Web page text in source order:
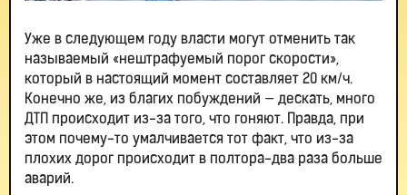
Уже в следующем году власти могут отменить так
называемый «нештрафуемый порог скорости»,
который в настоящий момент составляет 20 км/ч.
Конечно же, из благих побуждений — дескать, много
ДТП происходит из-за того, что гоняют. Правда, при
этом почему-то умалчивается тот факт, что из-за
плохих дорог происходит в полтора-два раза больше
аварий.